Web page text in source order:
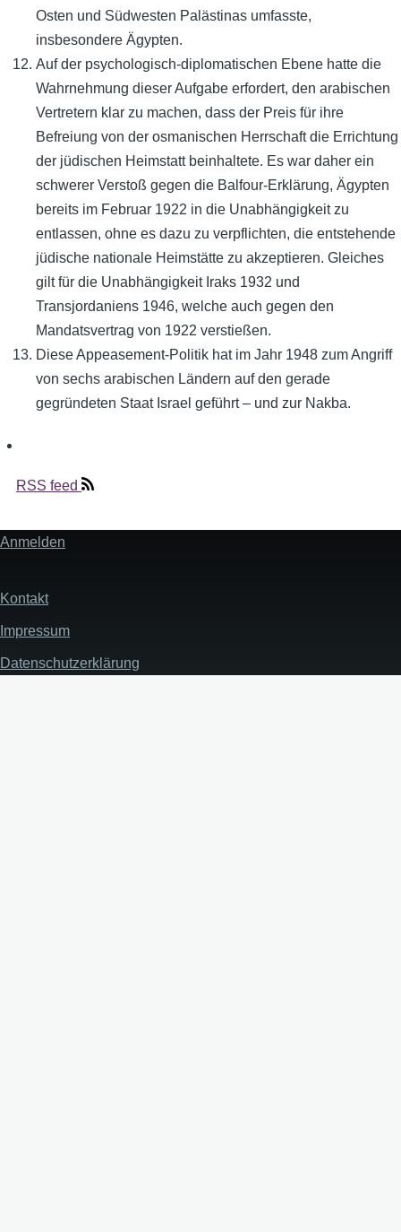
Osten und Südwesten Palästinas umfasste,
insbesondere Ägypten.
Auf der psychologisch-diplomatischen Ebene hatte die
Wahrnehmung dieser Aufgabe erfordert, den arabischen
Vertretern klar zu machen, dass der Preis für ihre
Befreiung von der osmanischen Herrschaft die Errichtung
der jüdischen Heimstatt beinhaltete. Es war daher ein
schwerer Verstoß gegen die Balfour-Erklärung, Ägypten
bereits im Februar 1922 in die Unabhängigkeit zu
entlassen, ohne es dazu zu verpflichten, die entstehende
jüdische nationale Heimstätte zu akzeptieren. Gleiches
gilt für die Unabhängigkeit Iraks 1932 und
Transjordaniens 1946, welche auch gegen den
Mandatsvertrag von 1922 verstießen.
Diese Appeasement-Politik hat im Jahr 1948 zum Angriff
von sechs arabischen Ländern auf den gerade
gegründeten Staat Israel geführt – und zur Nakba.
RSS feed
User
Anmelden
Fußzeile
Kontakt
Impressum
Datenschutzerklärung